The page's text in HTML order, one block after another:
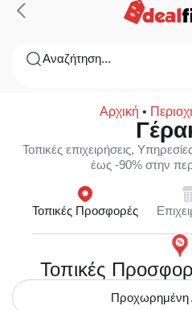
Αναζήτηση...
Αρχική •
Τοπικές επιχειρήσεις,
έως -90% στην
Τοπικές Προσφορές
Τοπικές
Προχωρημένη